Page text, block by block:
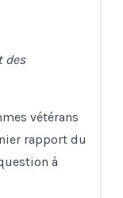
des
vétérans
rapport du
à